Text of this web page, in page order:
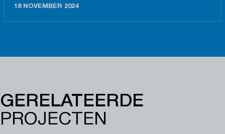
18 NOVEMBER 2024
GERELATEERDE
PROJECTEN